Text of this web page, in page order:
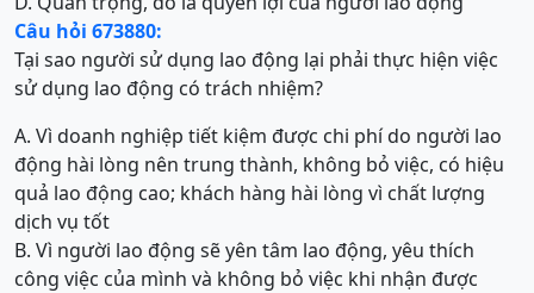
Câu hỏi 673880:
Tại sao người sử dụng lao động lại phải thực hiện việc
sử dụng lao động có trách nhiệm?
A. Vì doanh nghiệp tiết kiệm được chi phí do người lao
động hài lòng nên trung thành, không bỏ việc, có hiệu
quả lao động cao; khách hàng hài lòng vì chất lượng
dịch vụ tốt
B. Vì người lao động sẽ yên tâm lao động, yêu thích
công việc của mình và không bỏ việc khi nhận được